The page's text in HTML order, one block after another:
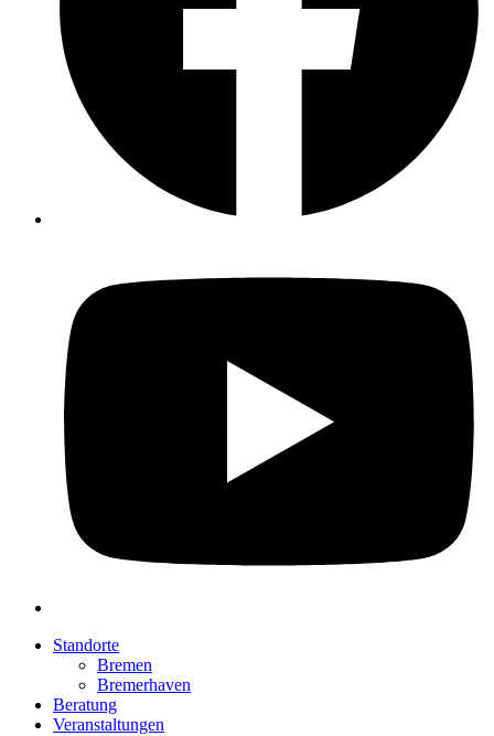
Standorte
Bremen
Bremerhaven
Beratung
Veranstaltungen